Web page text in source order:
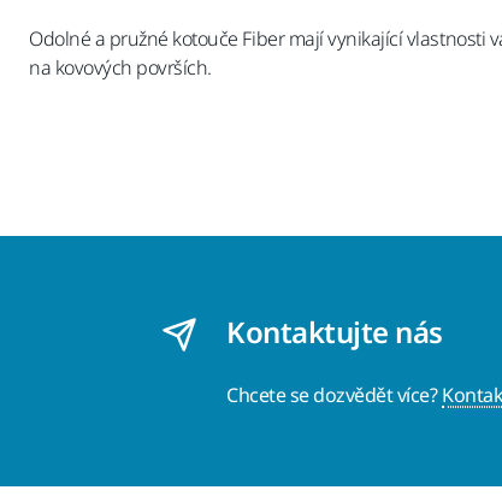
Odolné a pružné kotouče Fiber mají vynikající
na kovových površích.
Kontaktujte nás
Chcete se dozvědět více?